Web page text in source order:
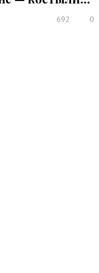
692 0